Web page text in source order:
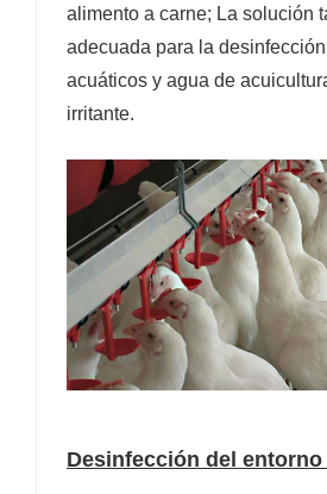
alimento a carne; La solución
adecuada para la
acuáticos y agua de
irritante.
Desinfección del